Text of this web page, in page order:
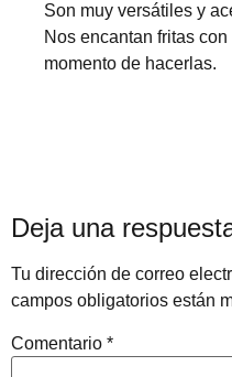
Son muy versátiles y
Nos encantan fritas
momento de hacerlas.
Deja una
Tu dirección de correo
campos obligatorios están
Comentario *